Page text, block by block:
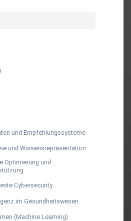
und Empfehlungssysteme
und Wissensrepräsentation
Optimierung und
Cybersecurity
im Gesundheitswesen
(Machine Learning)